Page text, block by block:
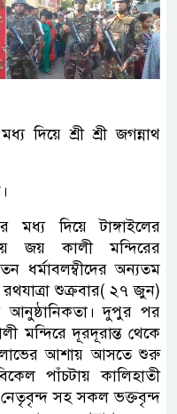
দিয়ে শ্রী শ্রী জগন্নাথ
মধ্য দিয়ে টাঙ্গাইলের
জয় কালী মন্দিরের
ধর্মাবলম্বীদের অন্যতম
রথযাত্রা শুক্রবার( ২৭ জুন)
দুপুর পর
মন্দিরে দূরদূরান্ত থেকে
লাভের আশায় আসতে শুরু
পাঁচটায় কালিহাতী
নেতৃবৃন্দ সহ সকল ভক্তবৃন্দ